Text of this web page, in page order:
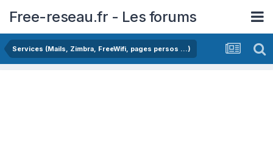
Free-reseau.fr - Les forums
Services (Mails, Zimbra, FreeWifi, pages persos ...)